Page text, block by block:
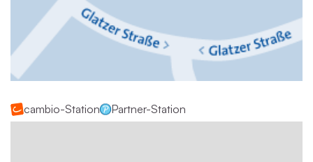
cambio-Station Partner-Station